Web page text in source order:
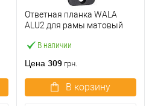
В наличии
Ответная планка WALA
ALU2 для рамы матовый
Цена 309 грн.
В корзину